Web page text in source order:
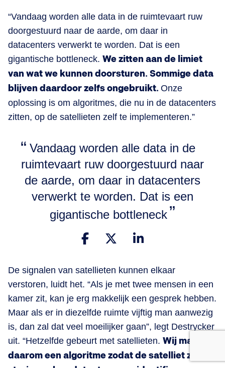
“Vandaag worden alle data in de ruimtevaart ruw
doorgestuurd naar de aarde, om daar in
datacenters verwerkt te worden. Dat is een
gigantische bottleneck. We zitten aan de limiet
van wat we kunnen doorsturen. Sommige data
blijven daardoor zelfs ongebruikt. Onze
oplossing is om algoritmes, die nu in de datacenters
zitten, op de satellieten zelf te implementeren.”
Vandaag worden alle data in de
ruimtevaart ruw doorgestuurd naar
de aarde, om daar in datacenters
verwerkt te worden. Dat is een
gigantische bottleneck
De signalen van satellieten kunnen elkaar
verstoren, luidt het. “Als je met twee mensen in een
kamer zit, kan je erg makkelijk een gesprek hebben.
Maar als er in diezelfde ruimte vijftig man aanwezig
is, dan zal dat veel moeilijker gaan”, legt Destrycker
uit. “Hetzelfde gebeurt met satellieten. Wij maken
daarom een algoritme zodat de satelliet zelf